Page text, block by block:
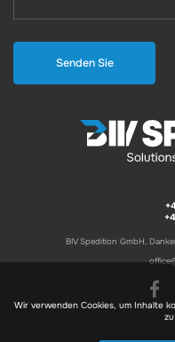
Wir verwenden Cookies, um Inhalte
BIV Spedition GmbH,
Senden Sie